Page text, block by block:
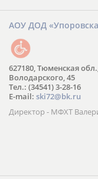
АОУ ДОД
627180, Тюменская
Володарского, 45
Тел.: (34541) 3-28-16
E-mail: ski72@bk.ru
Директор - МФХТ